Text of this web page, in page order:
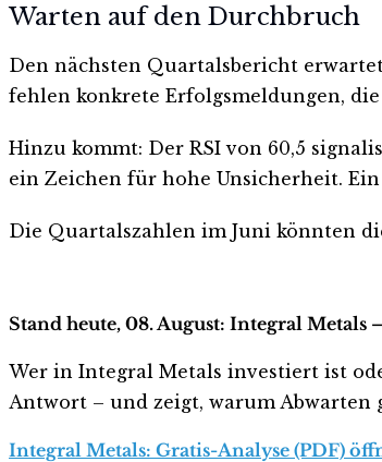
Warten auf den Durchbruch
Den nächsten Quartalsbericht
fehlen konkrete Erfolgsmeldungen,
Hinzu kommt: Der RSI von 60,5
ein Zeichen für hohe Unsicherheit.
Die Quartalszahlen im Juni könnten
Stand heute, 08. August: Integral Metals
Wer in Integral Metals investiert ist
Antwort – und zeigt, warum Abwarten
Integral Metals: Gratis-Analyse (PDF)